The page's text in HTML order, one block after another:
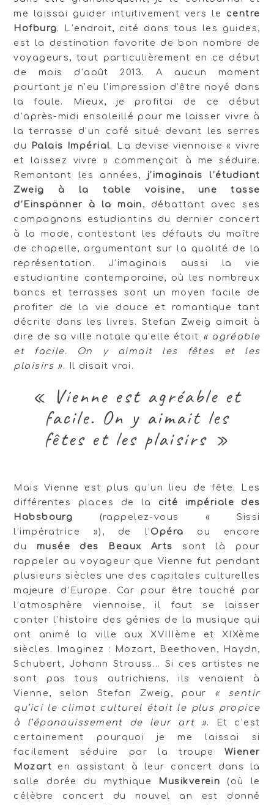
me laissai guider intuitivement vers le centre
Hofburg. L’endroit, cité dans tous les guides,
est la destination favorite de bon nombre de
voyageurs, tout particulièrement en ce début
de mois d’août 2013. A aucun moment
pourtant je n’eu l’impression d’être noyé dans
la foule. Mieux, je profitai de ce début
d’après-midi ensoleillé pour me laisser vivre à
la terrasse d’un café situé devant les serres
du
Palais Impérial. La devise viennoise « vivre
et laissez vivre » commençait à me séduire.
Remontant les années, j’imaginais l’étudiant
Zweig à la table voisine, une tasse
d’Einspänner à la main, débattant avec ses
compagnons estudiantins du dernier concert
à la mode, contestant les défauts du maître
de chapelle, argumentant sur la qualité de la
représentation. J’imaginais aussi la vie
estudiantine contemporaine, où les nombreux
bancs et terrasses sont un moyen facile de
profiter de la vie douce et romantique tant
décrite dans les livres. Stefan Zweig aimait à
dire de sa ville natale qu’elle était « agréable
et facile. On y aimait les fêtes et les
plaisirs ». Il disait vrai.
« Vienne est agréable et
facile. On y aimait les
fêtes et les plaisirs »
Mais Vienne est plus qu’un lieu de fête. Les
différentes places de la cité impériale des
Habsbourg (rappelez-vous « Sissi
l’impératrice »), de l’Opéra
ou encore
du musée des Beaux Arts
sont là pour
rappeler au voyageur que Vienne fut pendant
plusieurs siècles une des capitales culturelles
majeure d’Europe. Car pour être touché par
l’atmosphère viennoise, il faut se laisser
conter l’histoire des génies de la musique qui
ont animé la ville aux XVIIIème et XIXème
siècles. Imaginez : Mozart, Beethoven, Haydn,
Schubert, Johann Strauss… Si ces artistes ne
sont pas tous autrichiens, ils venaient à
Vienne, selon Stefan Zweig, pour « sentir
qu’ici le climat culturel était le plus propice
à l’épanouissement de leur art ». Et c’est
certainement pourquoi je me laissai si
facilement séduire par la troupe Wiener
Mozart en assistant à leur concert dans la
salle dorée du mythique
Musikverein (où le
célèbre concert du nouvel an est donné